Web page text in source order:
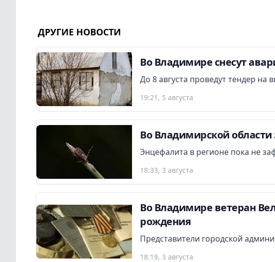
ДРУГИЕ НОВОСТИ
Во Владимире снесут
До 8 августа проведут тендер на
19:21, 5 августа
Во Владимирской области
Энцефалита в регионе пока не
18:33, 3 августа
Во Владимире ветеран
рождения
Представители городской
18:19, 3 августа